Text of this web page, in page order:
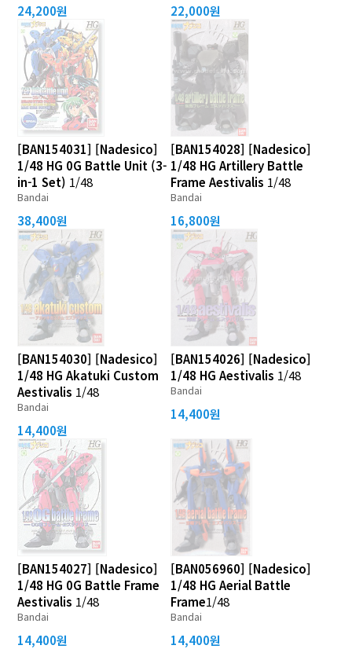
24,200원 22,000원
[BAN154031] [Nadesico]
1/48 HG 0G Battle Unit (3-
in-1 Set) 1/48
Bandai
38,400원
[BAN154028] [Nadesico]
1/48 HG Artillery Battle
Frame Aestivalis 1/48
Bandai
16,800원
[BAN154030] [Nadesico]
1/48 HG Akatuki Custom
Aestivalis 1/48
Bandai
14,400원
[BAN154026] [Nadesico]
1/48 HG Aestivalis 1/48
Bandai
14,400원
[BAN154027] [Nadesico]
1/48 HG 0G Battle Frame
Aestivalis 1/48
Bandai
14,400원
[BAN056960] [Nadesico]
1/48 HG Aerial Battle
Frame1/48
Bandai
14,400원